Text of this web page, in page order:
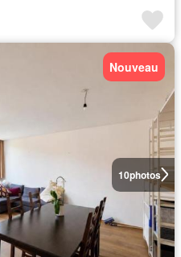
10photos
Nouveau